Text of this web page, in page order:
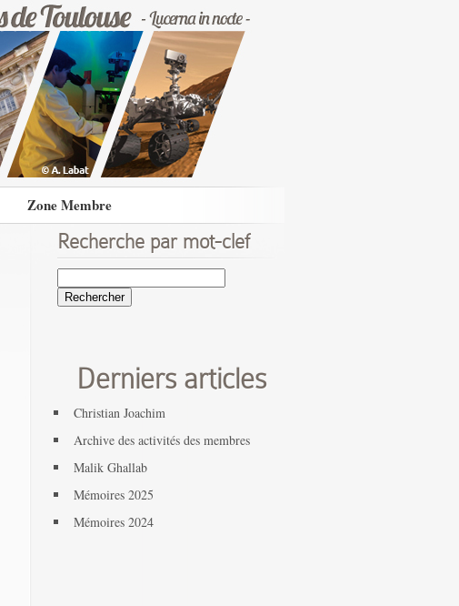
Zone Membre
Recherche par mot-clef
Derniers articles
Christian Joachim
Archive des activités des membres
Malik Ghallab
Mémoires 2025
Mémoires 2024